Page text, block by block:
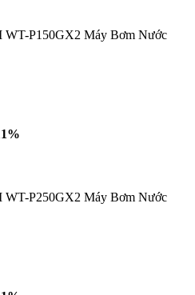
P150GX2 Máy Bơm Nước
P250GX2 Máy Bơm Nước